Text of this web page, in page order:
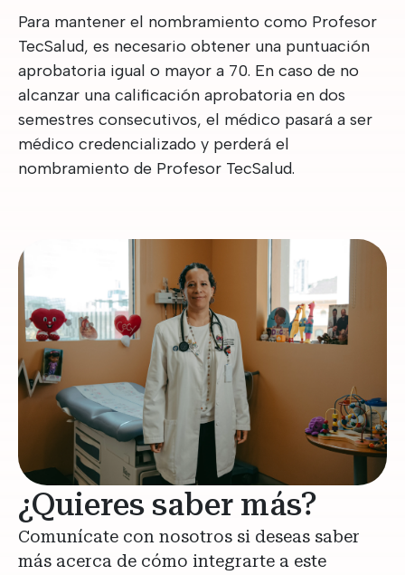
Para mantener el nombramiento como Profesor
TecSalud, es necesario obtener una puntuación
aprobatoria igual o mayor a 70. En caso de no
alcanzar una calificación aprobatoria en dos
semestres consecutivos, el médico pasará a ser
médico credencializado y perderá el
nombramiento de Profesor TecSalud.
¿Quieres saber más?
Comunícate con nosotros si deseas saber
más acerca de cómo integrarte a este